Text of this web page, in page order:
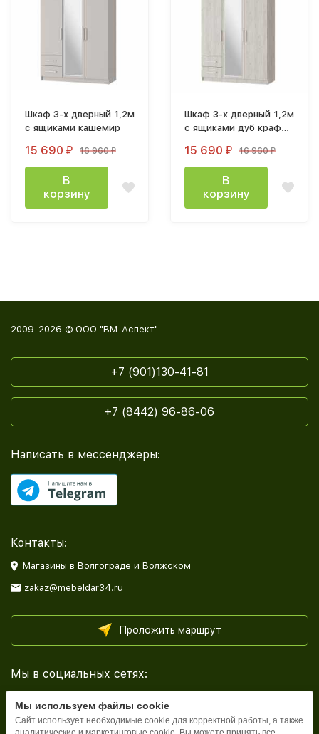
Шкаф 3-х дверный 1,2м
с ящиками кашемир
15 690 ₽ 16 960₽
В
корзину
Шкаф 3-х дверный 1,2м
с ящиками дуб крафт
15 690 ₽ 16 960₽
В
корзину
2009-2026 © ООО "ВМ-Аспект"
+7 (901)130-41-81
+7 (8442) 96-86-06
Написать в мессенджеры:
Контакты:
Магазины в Волгограде и Волжском
zakaz@mebeldar34.ru
Проложить маршрут
Мы в социальных сетях:
Мы используем файлы cookie
Сайт использует необходимые cookie для корректной работы, а также